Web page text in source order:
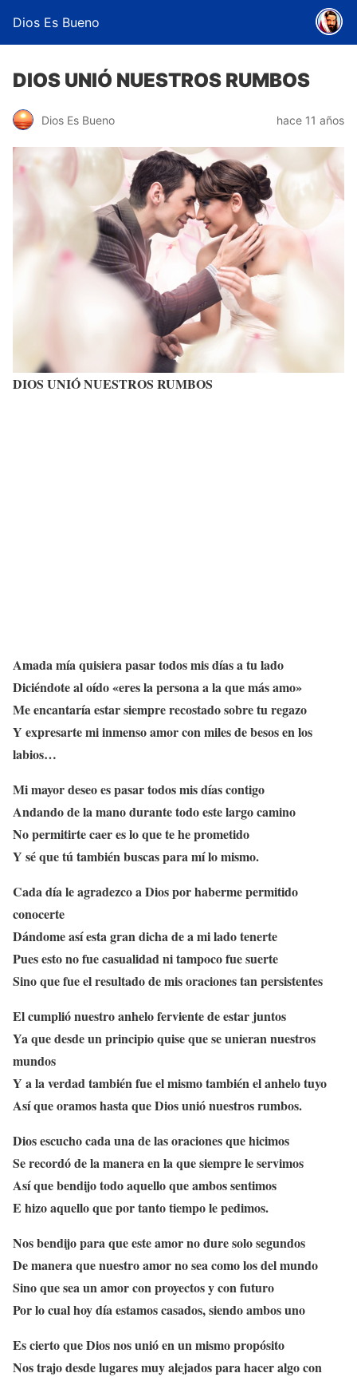
Dios Es Bueno
DIOS UNIÓ NUESTROS RUMBOS
Dios Es Bueno hace 11 años
DIOS UNIÓ NUESTROS RUMBOS
Amada mía quisiera pasar todos mis días a tu lado
Diciéndote al oído «eres la persona a la que más amo»
Me encantaría estar siempre recostado sobre tu regazo
Y expresarte mi inmenso amor con miles de besos en los
labios…
Mi mayor deseo es pasar todos mis días contigo
Andando de la mano durante todo este largo camino
No permitirte caer es lo que te he prometido
Y sé que tú también buscas para mí lo mismo.
Cada día le agradezco a Dios por haberme permitido
conocerte
Dándome así esta gran dicha de a mi lado tenerte
Pues esto no fue casualidad ni tampoco fue suerte
Sino que fue el resultado de mis oraciones tan persistentes
El cumplió nuestro anhelo ferviente de estar juntos
Ya que desde un principio quise que se unieran nuestros
mundos
Y a la verdad también fue el mismo también el anhelo tuyo
Así que oramos hasta que Dios unió nuestros rumbos.
Dios escucho cada una de las oraciones que hicimos
Se recordó de la manera en la que siempre le servimos
Así que bendijo todo aquello que ambos sentimos
E hizo aquello que por tanto tiempo le pedimos.
Nos bendijo para que este amor no dure solo segundos
De manera que nuestro amor no sea como los del mundo
Sino que sea un amor con proyectos y con futuro
Por lo cual hoy día estamos casados, siendo ambos uno
Es cierto que Dios nos unió en un mismo propósito
Nos trajo desde lugares muy alejados para hacer algo con